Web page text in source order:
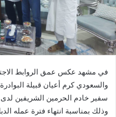
في مشهد عكس عمق الروابط
والسعودي كرم أعيان قبيلة
سفير خادم الحرمين الشريفين
وذلك بمناسبة انتهاء فترة عمله